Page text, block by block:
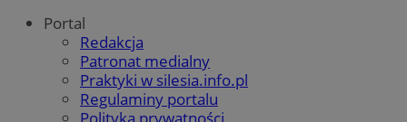
Portal
Redakcja
Patronat medialny
Praktyki w silesia.info.pl
Regulaminy portalu
Polityka prywatności